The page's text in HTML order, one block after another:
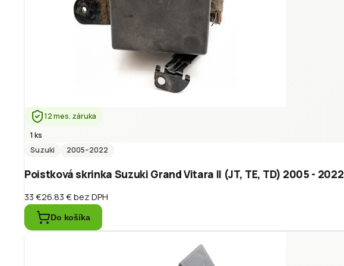
12 mes. záruka
1 ks
Suzuki
2005–2022
Poistková skrinka Suzuki Grand Vitara II (JT, TE, TD) 2005 - 2022
33 €26.83 €bez DPH
Do košíka